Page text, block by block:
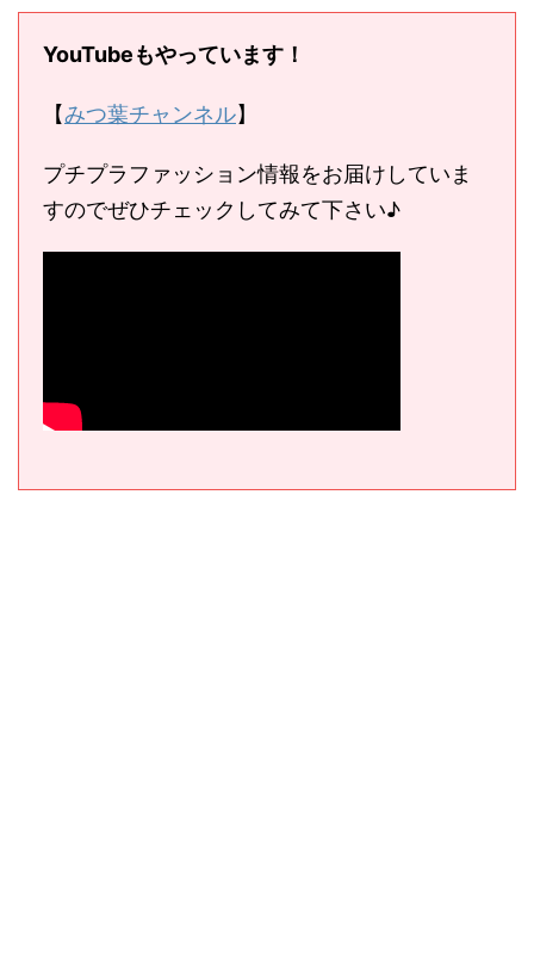
YouTubeもやっています！
【みつ葉チャンネル】
プチプラファッション情報をお届けしていま
すのでぜひチェックしてみて下さい♪